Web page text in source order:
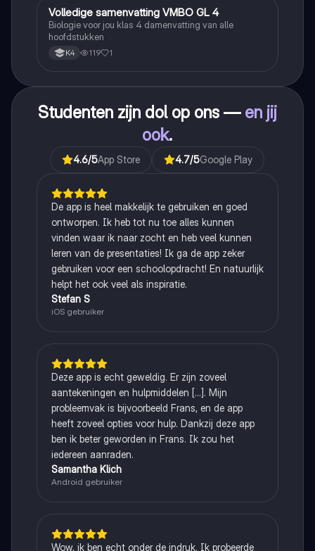
Biologie
Volledige samenvatting VMBO GL 4
Biologie voor jou klas 4 damenvatting van alle
hoofdstukken
K4 119 1
Studenten zijn dol op ons — en jij
ook.
4.6/5App Store 4.7/5Google Play
De app is heel makkelijk te gebruiken en goed
ontworpen. Ik heb tot nu toe alles kunnen
vinden waar ik naar zocht en heb veel kunnen
leren van de presentaties! Ik ga de app zeker
gebruiken voor een schoolopdracht! En natuurlijk
helpt het ook veel als inspiratie.
Stefan S
iOS gebruiker
Deze app is echt geweldig. Er zijn zoveel
aantekeningen en hulpmiddelen [...]. Mijn
probleemvak is bijvoorbeeld Frans, en de app
heeft zoveel opties voor hulp. Dankzij deze app
ben ik beter geworden in Frans. Ik zou het
iedereen aanraden.
Samantha Klich
Android gebruiker
Wow, ik ben echt onder de indruk. Ik probeerde